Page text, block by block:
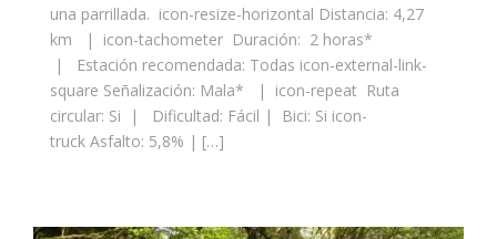
una parrillada. icon-resize-horizontal Distancia: 4,27
km | icon-tachometer Duración: 2 horas*
| Estación recomendada: Todas icon-external-link-
square Señalización: Mala* | icon-repeat Ruta
circular: Si | Dificultad: Fácil | Bici: Si icon-
truck Asfalto: 5,8% | […]